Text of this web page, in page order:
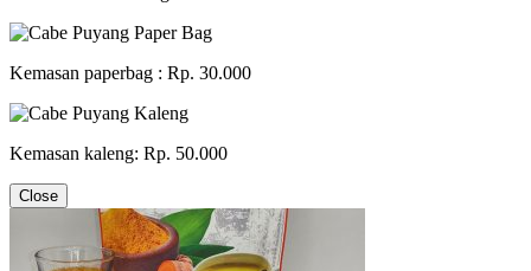
Kemasan paperbag : Rp. 30.000
Kemasan kaleng: Rp. 50.000
Close